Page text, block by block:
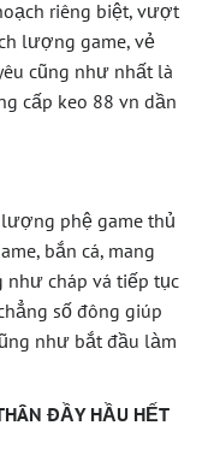
riêng biệt, vượt
lượng game, vẻ
cũng như nhất là
cấp keo 88 vn dần
phệ game thủ
bắn cá, mang
như cháp vá tiếp tục
số đông giúp
như bắt đầu làm
ĐẦY HẦU HẾT